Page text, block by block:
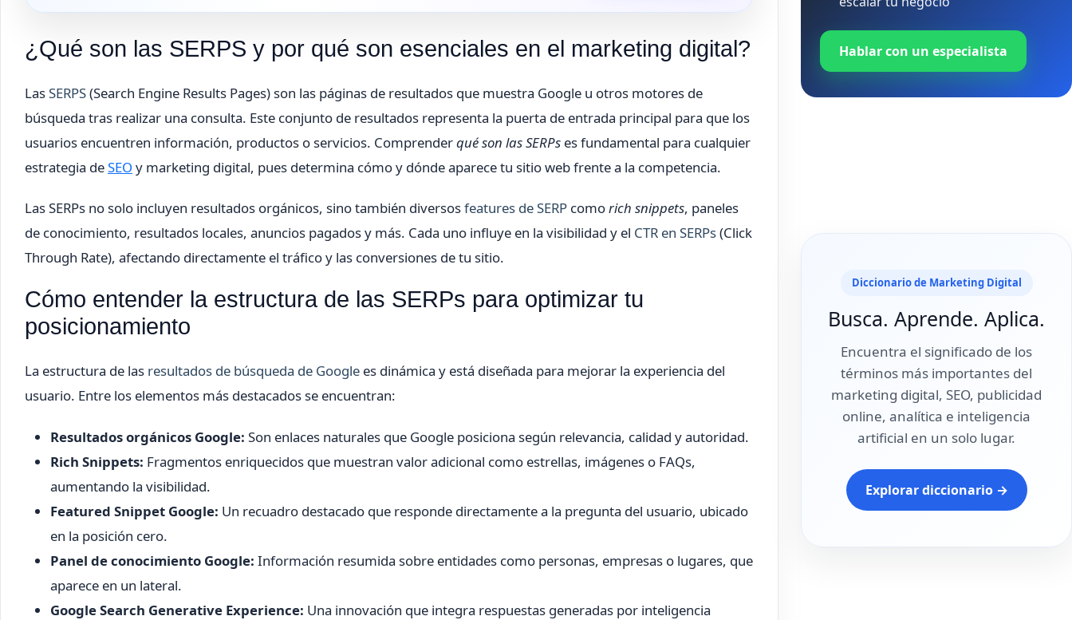
¿Qué son las SERPS y por qué son esenciales en el marketing digital?
LasSERPS(Search Engine Results Pages) son las páginas de resultados que muestra Google u otros motores de
búsqueda tras realizar una consulta. Este conjunto de resultados representa la puerta de entrada principal para que los
usuarios encuentren información, productos o servicios. Comprenderqué son las SERPs es fundamental para cualquier
estrategia deSEO y marketing digital, pues determina cómo y dónde aparece tu sitio web frente a la competencia.
Las SERPs no solo incluyen resultados orgánicos, sino también diversosfeatures de SERP comorich snippets, paneles
de conocimiento, resultados locales, anuncios pagados y más. Cada uno influye en la visibilidad y el CTR en SERPs(Click
Through Rate), afectando directamente el tráfico y las conversiones de tu sitio.
Cómo entender la estructura de las SERPs para optimizar tu
posicionamiento
La estructura de las resultados de búsqueda de Google es dinámica y está diseñada para mejorar la experiencia del
usuario. Entre los elementos más destacados se encuentran:
Resultados orgánicos Google: Son enlaces naturales que Google posiciona según relevancia, calidad y autoridad.
Rich Snippets: Fragmentos enriquecidos que muestran valor adicional como estrellas, imágenes o FAQs,
aumentando la visibilidad.
Featured Snippet Google: Un recuadro destacado que responde directamente a la pregunta del usuario, ubicado
en la posición cero.
Panel de conocimiento Google: Información resumida sobre entidades como personas, empresas o lugares, que
aparece en un lateral.
Google Search Generative Experience: Una innovación que integra respuestas generadas por inteligencia
Hablar con un especialista
Diccionario de Marketing Digital
Busca. Aprende. Aplica.
Encuentra el significado de los
términos más importantes del
marketing digital, SEO, publicidad
online, analítica e inteligencia
artificial en un solo lugar.
Explorar diccionario →